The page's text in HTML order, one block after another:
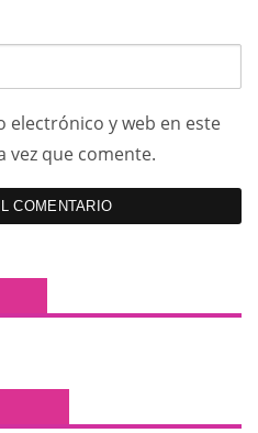
y web en este
vez que comente.